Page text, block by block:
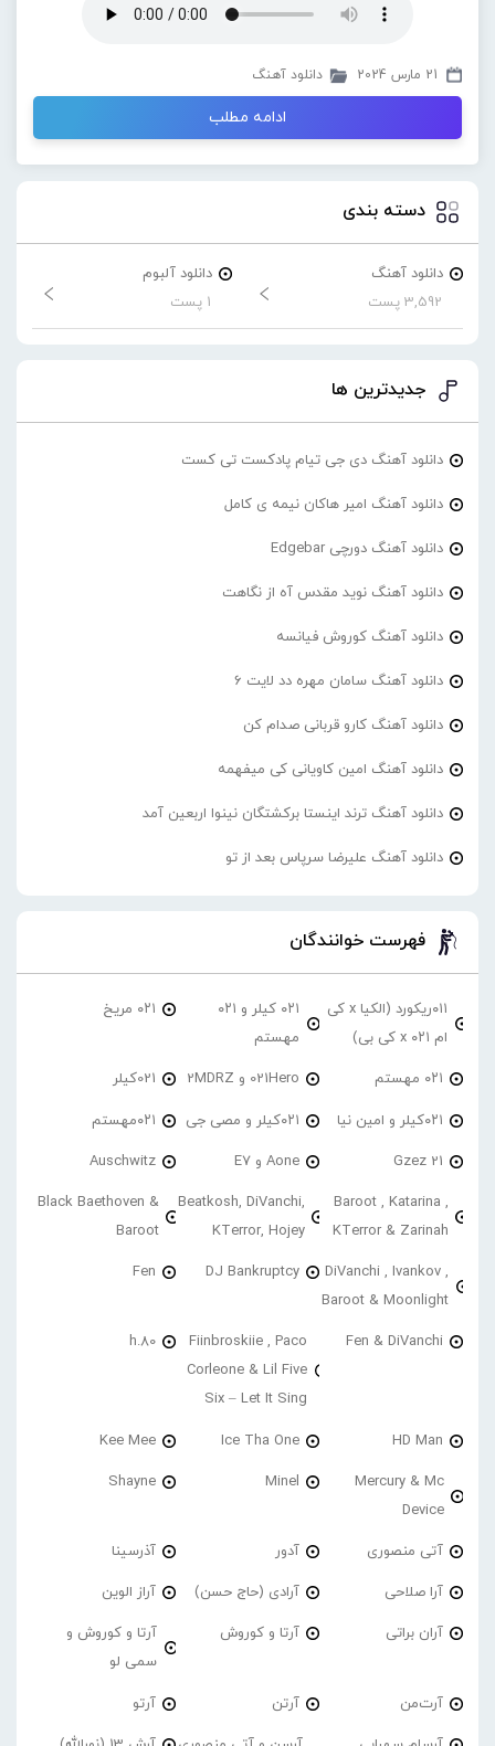
21 مارس 2024 دانلود آهنگ
ادامه مطلب
دسته بندی
دانلود آهنگ
3,592 پست
دانلود آلبوم
1 پست
جدیدترین ها
دانلود آهنگ دی جی تیام پادکست تی کست
دانلود آهنگ امیر هاکان نیمه ی کامل
دانلود آهنگ دورچی Edgebar
دانلود آهنگ نوید مقدس آه از نگاهت
دانلود آهنگ کوروش فیانسه
دانلود آهنگ سامان مهره دد لایت 6
دانلود آهنگ کارو قربانی صدام کن
دانلود آهنگ امین کاویانی کی میفهمه
دانلود آهنگ ترند اینستا برکشتگان نینوا اربعین آمد
دانلود آهنگ علیرضا سرپاس بعد از تو
فهرست خوانندگان
۰۱۱ریکورد (الکیا x کی
ام ۰۲۱ x کی بی)
۰۲۱ کیلر و ۰۲۱
مهستم
۰۲۱ مریخ
۰۲۱ مهستم 021Hero و 2MDRZ 021کیلر
۰۲۱کیلر و امین نیا ۰۲۱کیلر و مصی جی ۰۲۱مهستم
21 Gzez Aone و E7 Auschwitz
Baroot , Katarina ,
KTerror & Zarinah
Beatkosh, DiVanchi,
KTerror, Hojey
Black Baethoven &
Baroot
DiVanchi , Ivankov ,
Baroot & Moonlight
DJ Bankruptcy
Fen
Fen & DiVanchi
Fiinbroskiie , Paco
Corleone & Lil Five
Six – Let It Sing
h.80
HD Man
Ice Tha One
Kee Mee
Mercury & Mc
Device
Minel
Shayne
آتی منصوری آدور آذرسینا
آرا صلاحی آرادی (حاج حسن) آراز الوین
آران براتی آرتا و کوروش
آرتا و کوروش و
سمی لو
آرت‌من آرتن آرتو